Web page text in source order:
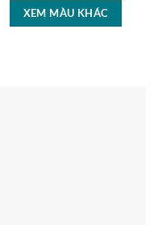
XEM MÀU KHÁC